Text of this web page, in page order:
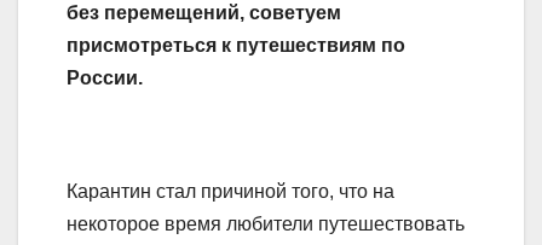
без перемещений, советуем
присмотреться к путешествиям по
России.
Карантин стал причиной того, что на
некоторое время любители путешествовать